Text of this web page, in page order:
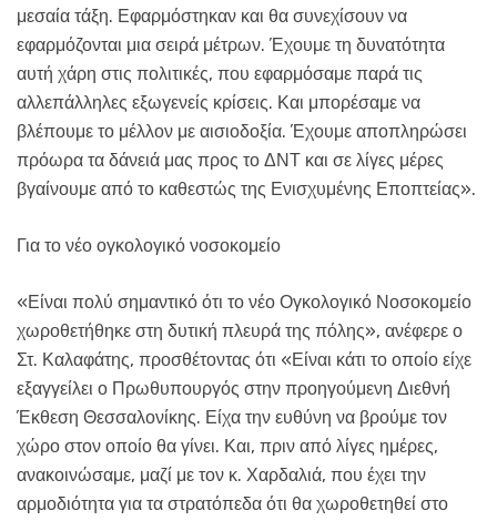
μεσαία τάξη. Εφαρμόστηκαν και θα συνεχίσουν να
εφαρμόζονται μια σειρά μέτρων. Έχουμε τη δυνατότητα
αυτή χάρη στις πολιτικές, που εφαρμόσαμε παρά τις
αλλεπάλληλες εξωγενείς κρίσεις. Και μπορέσαμε να
βλέπουμε το μέλλον με αισιοδοξία. Έχουμε αποπληρώσει
πρόωρα τα δάνειά μας προς το ΔΝΤ και σε λίγες μέρες
βγαίνουμε από το καθεστώς της Ενισχυμένης Εποπτείας».
Για το νέο ογκολογικό νοσοκομείο
«Είναι πολύ σημαντικό ότι το νέο Ογκολογικό Νοσοκομείο
χωροθετήθηκε στη δυτική πλευρά της πόλης», ανέφερε ο
Στ. Καλαφάτης, προσθέτοντας ότι «Είναι κάτι το οποίο είχε
εξαγγείλει ο Πρωθυπουργός στην προηγούμενη Διεθνή
Έκθεση Θεσσαλονίκης. Είχα την ευθύνη να βρούμε τον
χώρο στον οποίο θα γίνει. Και, πριν από λίγες ημέρες,
ανακοινώσαμε, μαζί με τον κ. Χαρδαλιά, που έχει την
αρμοδιότητα για τα στρατόπεδα ότι θα χωροθετηθεί στο